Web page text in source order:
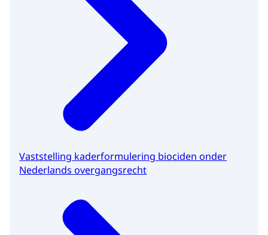
Vaststelling kaderformulering biociden onder
Nederlands overgangsrecht